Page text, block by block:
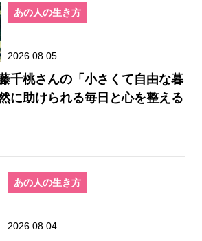
あの人の生き方
2026.08.05
千桃さんの「小さくて自由な暮
に助けられる毎日と心を整える
あの人の生き方
2026.08.04